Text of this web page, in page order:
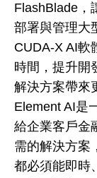
FlashBlade，
部署與管理大
CUDA-X AI軟
時間，提升開
解決方案帶來
Element AI是
給企業客戶金
需的解決方案
都必須能即時